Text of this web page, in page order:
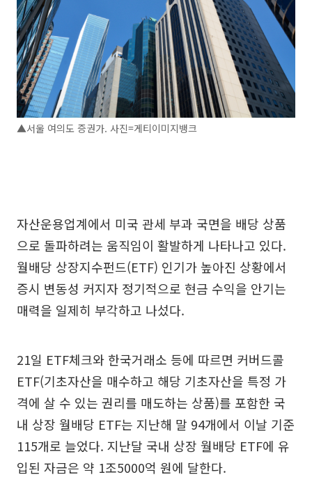
▲서울 여의도 증권가. 사진=게티이미지뱅크
자산운용업계에서 미국 관세 부과 국면을 배당 상품
으로 돌파하려는 움직임이 활발하게 나타나고 있다.
월배당 상장지수펀드(ETF) 인기가 높아진 상황에서
증시 변동성 커지자 정기적으로 현금 수익을 안기는
매력을 일제히 부각하고 나섰다.
21일 ETF체크와 한국거래소 등에 따르면 커버드콜
ETF(기초자산을 매수하고 해당 기초자산을 특정 가
격에 살 수 있는 권리를 매도하는 상품)를 포함한 국
내 상장 월배당 ETF는 지난해 말 94개에서 이날 기준
115개로 늘었다. 지난달 국내 상장 월배당 ETF에 유
입된 자금은 약 1조5000억 원에 달한다.